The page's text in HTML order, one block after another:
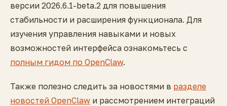
версии 2026.6.1-beta.2 для повышения
стабильности и расширения функционала. Для
изучения управления навыками и новых
возможностей интерфейса ознакомьтесь с
полным гидом по OpenClaw.
Также полезно следить за новостями в разделе
новостей OpenClaw и рассмотрением интеграций